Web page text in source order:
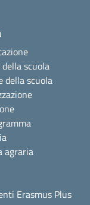
scuola
della scuola
agraria
Erasmus Plus